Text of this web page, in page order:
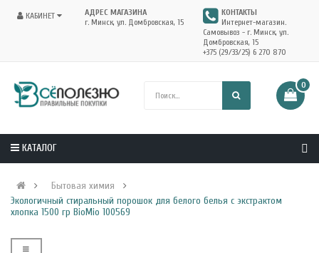
КАБИНЕТ
АДРЕС МАГАЗИНА
г. Минск, ул. Домбровская, 15
КОНТАКТЫ
Интернет-магазин.
Самовывоз - г. Минск, ул.
Домбровская, 15
+375 (29/33/25) 6 270 870
0
КАТАЛОГ
Бытовая химия
Экологичный стиральный порошок для белого белья с экстрактом
хлопка 1500 гр BioMio 100569